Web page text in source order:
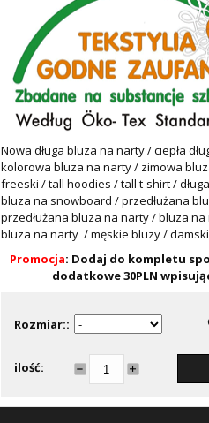
Nowa długa bluza na narty / ciepła
kolorowa bluza na narty / zimowa
freeski / tall hoodies / tall t-shirt /
bluza na snowboard / przedłużana
przedłużana bluza na narty / bluza
bluza na narty / męskie bluzy /
Promocja: Dodaj do kompletu
dodatkowe 30PLN
Rozmiar::
ilość: